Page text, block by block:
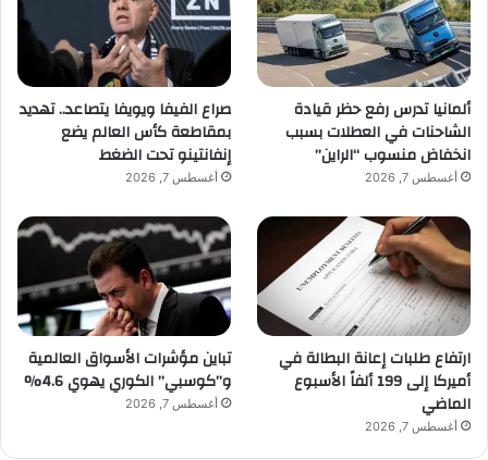
ألمانيا تدرس رفع حظر قيادة
الشاحنات في العطلات بسبب
انخفاض منسوب “الراين”
أغسطس 7, 2026
صراع الفيفا ويويفا يتصاعد.. تهديد
بمقاطعة كأس العالم يضع
إنفانتينو تحت الضغط
أغسطس 7, 2026
ارتفاع طلبات إعانة البطالة في
أميركا إلى 199 ألفاً الأسبوع
الماضي
أغسطس 7, 2026
تباين مؤشرات الأسواق العالمية
و”كوسبي” الكوري يهوي 4.6%
أغسطس 7, 2026